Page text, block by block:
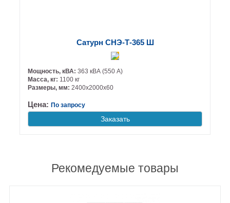
Сатурн СНЭ-Т-365 Ш
Мощность, кВА: 363 кВА (550 А)
Масса, кг: 1100 кг
Размеры, мм: 2400х2000х60
Цена: По запросу
Заказать
Рекомедуемые товары